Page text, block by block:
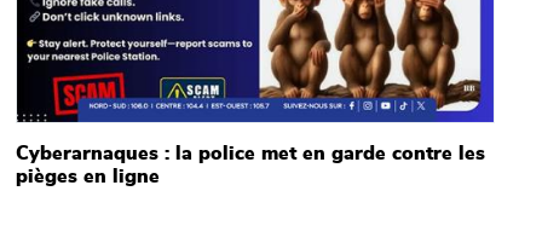
Cyberarnaques : la police met en garde contre les
pièges en ligne